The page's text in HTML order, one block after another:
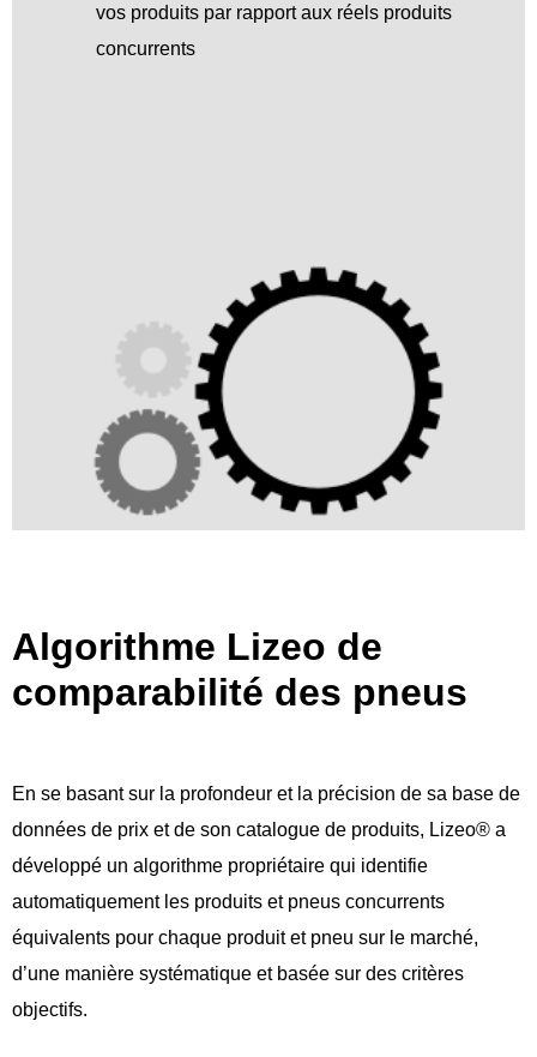
vos produits par rapport aux réels produits
concurrents
Algorithme Lizeo de
comparabilité des pneus ​
En se basant sur la profondeur et la précision de sa base de
données de prix et de son catalogue de produits, Lizeo® a
développé un algorithme propriétaire qui identifie
automatiquement les produits et pneus concurrents
équivalents pour chaque produit et pneu sur le marché,
d’une manière systématique et basée sur des critères
objectifs.